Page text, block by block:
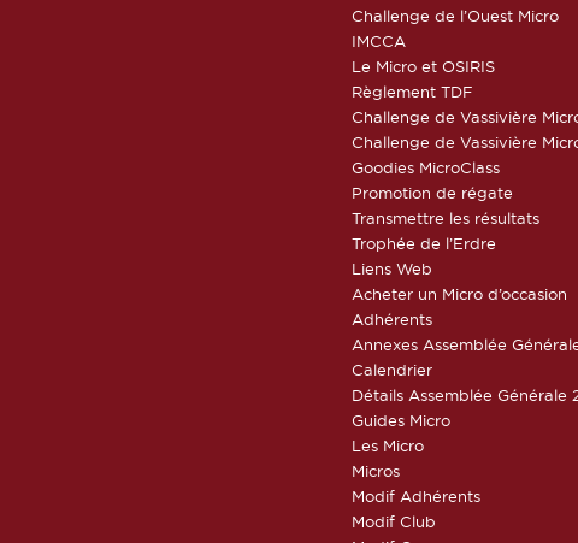
Challenge de l’Ouest Micro
IMCCA
Le Micro et OSIRIS
Règlement TDF
Challenge de Vassivière
Challenge de Vassivière
Goodies MicroClass
Promotion de régate
Transmettre les résultats
Trophée de l’Erdre
Liens Web
Acheter un Micro d’occasion
Adhérents
Annexes Assemblée
Calendrier
Détails Assemblée Générale
Guides Micro
Les Micro
Micros
Modif Adhérents
Modif Club